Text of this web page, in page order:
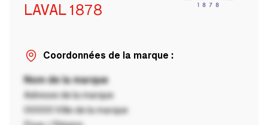
LAVAL 1878
Coordonnées de la marque :
Nom de la marque
Adresse de la marque
00000 Ville de la marque